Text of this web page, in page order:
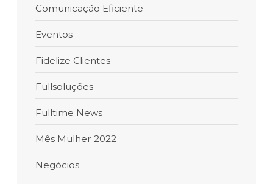
Comunicação Eficiente
Eventos
Fidelize Clientes
Fullsoluções
Fulltime News
Mês Mulher 2022
Negócios